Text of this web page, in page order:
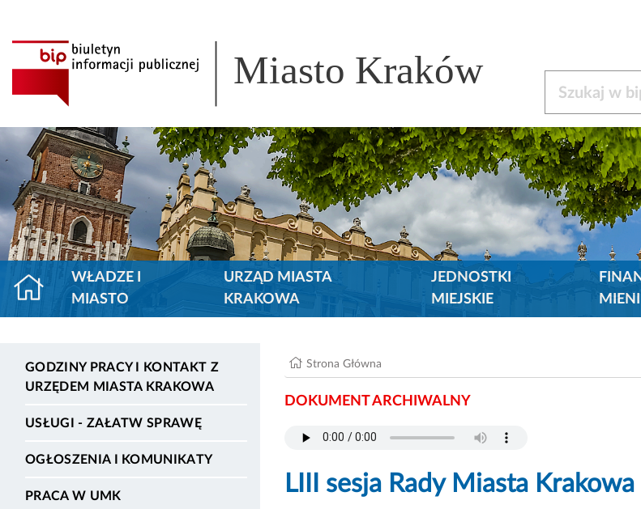
Miasto Kraków
WŁADZE I
MIASTO
URZĄD MIASTA
KRAKOWA
JEDNOSTKI
MIEJSKIE
GODZINY PRACY I KONTAKT Z
URZĘDEM MIASTA KRAKOWA
USŁUGI - ZAŁATW SPRAWĘ
OGŁOSZENIA I KOMUNIKATY
PRACA W UMK
Strona Główna
DOKUMENT ARCHIWALNY
LIII sesja Rady Miasta Krakowa